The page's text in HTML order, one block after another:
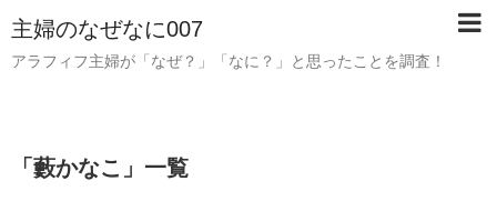
主婦のなぜなに007
アラフィフ主婦が「なぜ？」「なに？」と思ったことを調査！
「 藪かなこ 」 一覧